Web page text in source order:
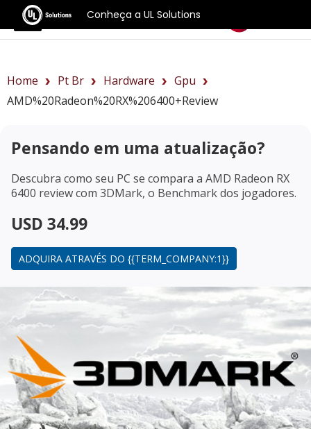
Conheça a UL Solutions
Benchmarks
Home Pt Br Hardware
Gpu
AMD%20Radeon%20RX%206400+review
Pensando em uma atualização?
Descubra como seu PC se compara a AMD Radeon RX
6400 reviewcom 3DMark, o Benchmark dos jogadores.
USD 34.99
ADQUIRA ATRAVÉS DO {{TERM_COMPANY:1}}